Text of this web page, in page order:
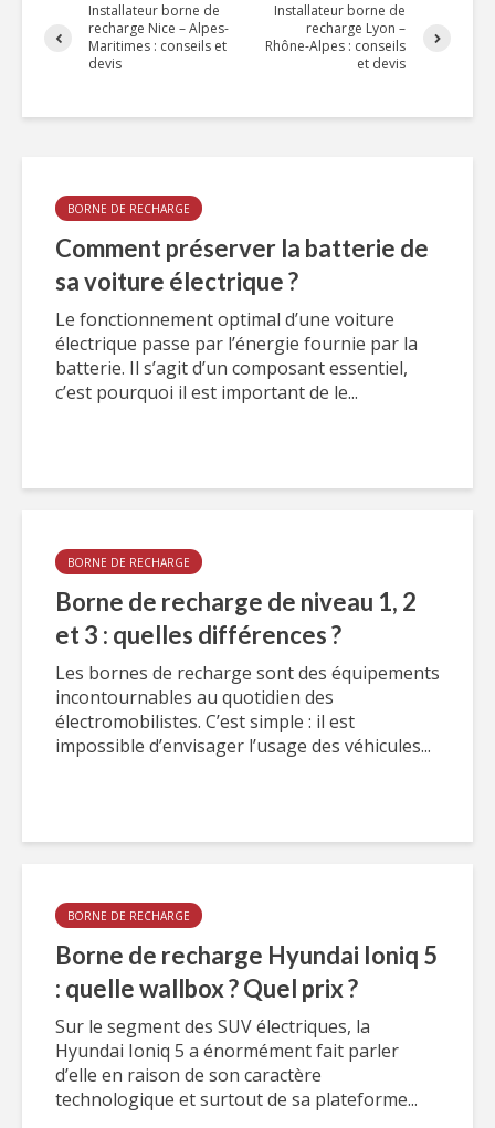
Installateur borne de
recharge Nice – Alpes-
Maritimes : conseils et
devis
Installateur borne de
recharge Lyon –
Rhône-Alpes : conseils
et devis
BORNE DE RECHARGE
Comment préserver la batterie de
sa voiture électrique ?
Le fonctionnement optimal d’une voiture
électrique passe par l’énergie fournie par la
batterie. Il s’agit d’un composant essentiel,
c’est pourquoi il est important de le...
BORNE DE RECHARGE
Borne de recharge de niveau 1, 2
et 3 : quelles différences ?
Les bornes de recharge sont des équipements
incontournables au quotidien des
électromobilistes. C’est simple : il est
impossible d’envisager l’usage des véhicules...
BORNE DE RECHARGE
Borne de recharge Hyundai Ioniq 5
: quelle wallbox ? Quel prix ?
Sur le segment des SUV électriques, la
Hyundai Ioniq 5 a énormément fait parler
d’elle en raison de son caractère
technologique et surtout de sa plateforme...